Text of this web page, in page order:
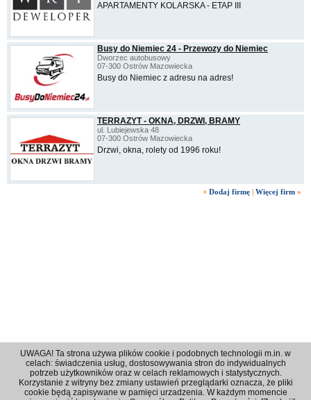
APARTAMENTY KOLARSKA - ETAP III
Busy do Niemiec 24 - Przewozy do Niemiec
Dworzec autobusowy
07-300 Ostrów Mazowiecka
Busy do Niemiec z adresu na adres!
TERRAZYT - OKNA, DRZWI, BRAMY
ul. Lubiejewska 48
07-300 Ostrów Mazowiecka
Drzwi, okna, rolety od 1996 roku!
+ Dodaj firmę Więcej firm »
Regulamin|Polityka prywatności|Reklama|Kontakt
UWAGA! Ta strona używa plików cookie i podobnych technologii m.in. w
celach: świadczenia usług, dostosowywania stron do indywidualnych
potrzeb użytkowników oraz w celach reklamowych i statystycznych.
Korzystanie z witryny bez zmiany ustawień przeglądarki oznacza, że pliki
cookie będą zapisywane w pamięci urzadzenia. W każdym momencie